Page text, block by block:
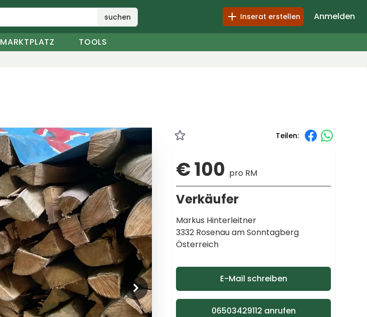
suchen Inserat erstellen Anmelden
MARKTPLATZ TOOLS
Teilen:
€ 100 pro RM
Verkäufer
Markus Hinterleitner
3332 Rosenau am Sonntagberg
Österreich
E-Mail schreiben
06503429112 anrufen